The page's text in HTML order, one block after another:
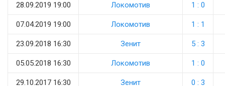
28.09.2019 19:00 Локомотив 1 : 0
07.04.2019 19:00 Локомотив 1 : 1
23.09.2018 16:30 Зенит 5 : 3
05.05.2018 16:30 Локомотив 1 : 0
29.10.2017 16:30 Зенит 0 : 3